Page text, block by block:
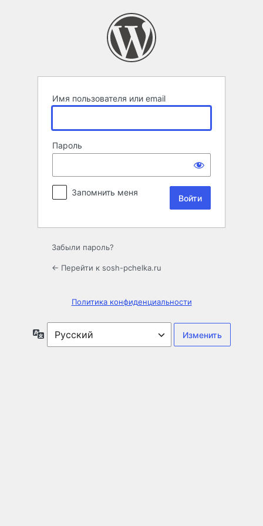
Имя пользователя или email
Пароль
Запомнить меня
Забыли пароль?
← Перейти к sosh-pchelka.ru
Политика конфиденциальности
Язык